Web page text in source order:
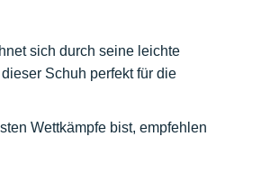
sich durch seine leichte
Schuh perfekt für die
Wettkämpfe bist, empfehlen